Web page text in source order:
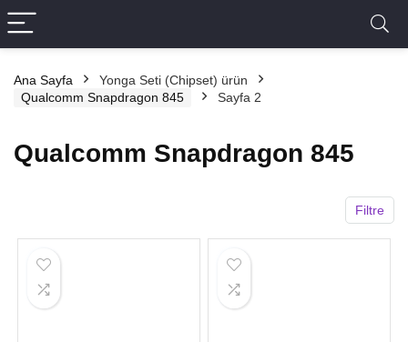
Ana Sayfa
Yonga Seti (Chipset) ürün
Qualcomm Snapdragon 845
Sayfa 2
Qualcomm Snapdragon 845
Filtre